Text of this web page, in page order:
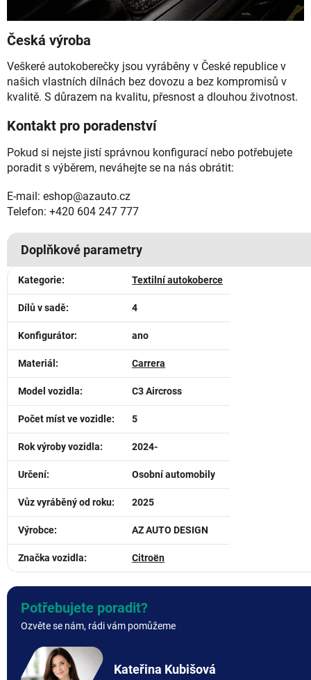
Česká výroba
Veškeré autokoberečky jsou vyráběny v České republice v
našich vlastních dílnách bez dovozu a bez kompromisů v
kvalitě. S důrazem na kvalitu, přesnost a dlouhou životnost.
Kontakt pro poradenství
Pokud si nejste jistí správnou konfigurací nebo potřebujete
poradit s výběrem, neváhejte se na nás obrátit:
E-mail: eshop@azauto.cz
Telefon: +420 604 247 777
Doplňkové parametry
Kategorie: Textilní autokoberce
Dílů v sadě: 4
Konfigurátor: ano
Materiál : Carrera
Model vozidla: C3 Aircross
Počet míst ve vozidle: 5
Rok výroby vozidla: 2024-
Určení: Osobní automobily
Vůz vyráběný od roku: 2025
Výrobce: AZ AUTO DESIGN
Značka vozidla: Citroën
Potřebujete poradit?
Ozvěte se nám, rádi vám pomůžeme
Kateřina Kubišová